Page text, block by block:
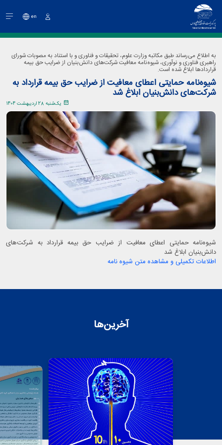
en
به اطلاع می‌رساند طبق مکاتبه وزارت علوم، تحقیقات و فناوری و با استناد به مصوبات شورای
راهبری فناوری و نوآوری، شیوه‌نامه معافیت شرکت‌های دانش‌بنیان از ضرایب حق بیمه
قراردادها ابلاغ شده است.
شیوه‌نامه حمایتی اعطای معافیت از ضرایب حق بیمه قرارداد به
شرکت‌های دانش‌بنیان ابلاغ شد
یک‌شنبه 28 اردیبهشت 1404
شیوه‌نامه حمایتی اعطای معافیت از ضرایب حق بیمه قرارداد به شرکت‌های
دانش‌بنیان ابلاغ شد
اطلاعات تکمیلی و مشاهده متن شیوه نامه
آخرین‌ها